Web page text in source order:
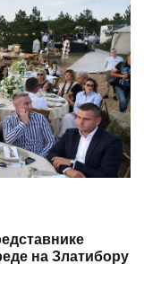
на Златибору